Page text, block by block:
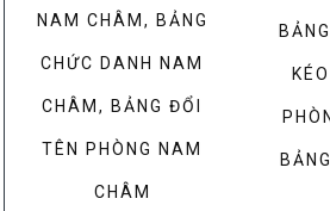
NAM CHÂM, BẢNG
CHỨC DANH NAM
CHÂM, BẢNG ĐỔI
TÊN PHÒNG NAM
CHÂM